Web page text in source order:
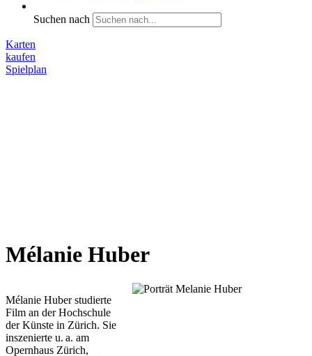
Suchen nach
Karten
kaufen
Spielplan
Mélanie Huber
Mélanie Huber studierte
Film an der Hochschule
der Künste in Zürich. Sie
inszenierte u. a. am
Opernhaus Zürich,